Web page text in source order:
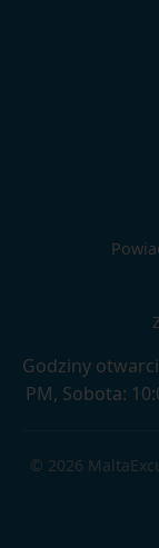
Godziny
PM, Sobota:
© 2026